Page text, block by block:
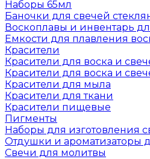
Наборы 65мл
Баночки для свечей
Воскоплавы и инвентарь
Емкости для плавления
Красители
Красители для воска и
Красители для воска и
Красители для мыла
Красители для ткани
Красители пищевые
Пигменты
Наборы для изготовления
Отдушки и ароматизаторы
Свечи для молитвы